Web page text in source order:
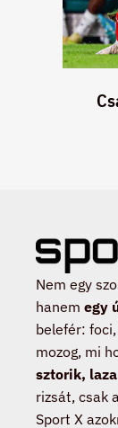
Nem egy
hanem egy
belefér:
mozog, mi
sztorik,
rizsát, csak
Sport X